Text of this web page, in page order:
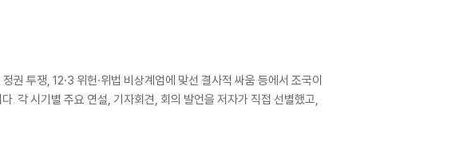
권 투쟁, 12·3 위헌·위법 비상계엄에 맞선 결사적 싸움 등에서 조국이
. 각 시기별 주요 연설, 기자회견, 회의 발언을 저자가 직접 선별했고,